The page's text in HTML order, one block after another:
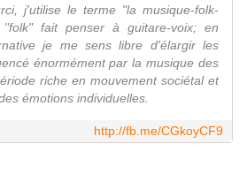
j'utilise le terme "la musique-folk-
fait penser à guitare-voix; en
je me sens libre d'élargir les
énormément par la musique des
riche en mouvement sociétal et
émotions individuelles.
http://fb.me/CGkoyCF9